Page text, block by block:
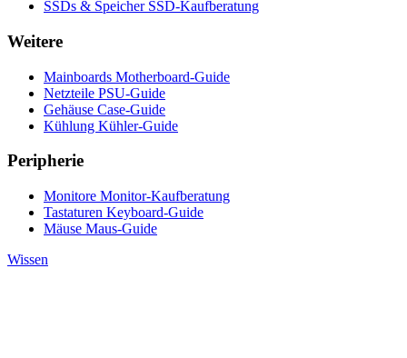
SSDs & Speicher SSD-Kaufberatung
Weitere
Mainboards Motherboard-Guide
Netzteile PSU-Guide
Gehäuse Case-Guide
Kühlung Kühler-Guide
Peripherie
Monitore Monitor-Kaufberatung
Tastaturen Keyboard-Guide
Mäuse Maus-Guide
Wissen